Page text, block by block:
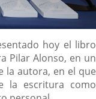
hoy el libro
Pilar Alonso, en un
la autora, en el que
la escritura como